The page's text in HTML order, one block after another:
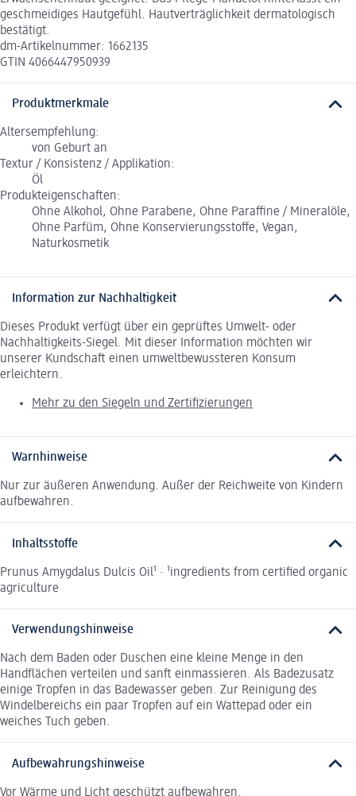
geschmeidiges Hautgefühl. Hautverträglichkeit dermatologisch
bestätigt.
dm-Artikelnummer: 1662135
GTIN 4066447950939
Produktmerkmale
Altersempfehlung:
von Geburt an
Textur / Konsistenz / Applikation:
Öl
Produkteigenschaften:
Ohne Alkohol, Ohne Parabene, Ohne Paraffine / Mineralöle,
Ohne Parfüm, Ohne Konservierungsstoffe, Vegan,
Naturkosmetik
Information zur Nachhaltigkeit
Dieses Produkt verfügt über ein geprüftes Umwelt- oder
Nachhaltigkeits-Siegel. Mit dieser Information möchten wir
unserer Kundschaft einen umweltbewussteren Konsum
erleichtern.
Mehr zu den Siegeln und Zertifizierungen
Warnhinweise
Nur zur äußeren Anwendung. Außer der Reichweite von Kindern
aufbewahren.
Inhaltsstoffe
Prunus Amygdalus Dulcis Oil¹ · ¹ingredients from certified organic
agriculture
Verwendungshinweise
Nach dem Baden oder Duschen eine kleine Menge in den
Handflächen verteilen und sanft einmassieren. Als Badezusatz
einige Tropfen in das Badewasser geben. Zur Reinigung des
Windelbereichs ein paar Tropfen auf ein Wattepad oder ein
weiches Tuch geben.
Aufbewahrungshinweise
Vor Wärme und Licht geschützt aufbewahren.